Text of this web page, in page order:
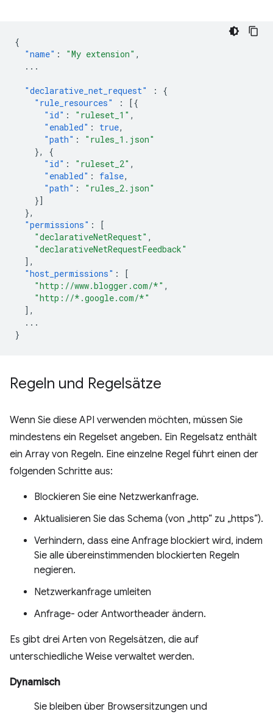
{
"name" : "My extension" ,
...
"declarative_net_request" :
{
"rule_resources"
:
[{
"id" : "ruleset_1" ,
"enabled" : true,
"path" :
"rules_1.json"
},
{
"id" : "ruleset_2" ,
"enabled" : false,
"path" :
"rules_2.json"
}]
},
"permissions" :
[
"declarativeNetRequest" ,
"declarativeNetRequestFeedback"
],
"host_permissions" :
[
"http://www.blogger.com/*" ,
"http://*.google.com/*"
],
...
}
Regeln und Regelsätze
Wenn Sie diese API verwenden möchten, müssen Sie
mindestens ein Regelset angeben. Ein Regelsatz enthält
ein Array von Regeln. Eine einzelne Regel führt einen der
folgenden Schritte aus:
Blockieren Sie eine Netzwerkanfrage.
Aktualisieren Sie das Schema (von „http“ zu „https“).
Verhindern, dass eine Anfrage blockiert wird, indem
Sie alle übereinstimmenden blockierten Regeln
negieren.
Netzwerkanfrage umleiten
Anfrage- oder Antwortheader ändern.
Es gibt drei Arten von Regelsätzen, die auf
unterschiedliche Weise verwaltet werden.
Dynamisch
Sie bleiben über Browsersitzungen und